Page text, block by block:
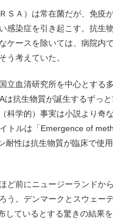
ＳＡ）は常在菌だが、免疫
感染症を引き起こす。抗生
ケースを除いては、病院内
う考えていた。
立血清研究所を中心とする
は抗生物質が誕生するずっ
科学的）事実は小説より奇
トルは「Emergence of
耐性は抗生物質が臨床で使
ど前にニュージーランドか
う。デンマークとスウェー
しているとする驚きの結果